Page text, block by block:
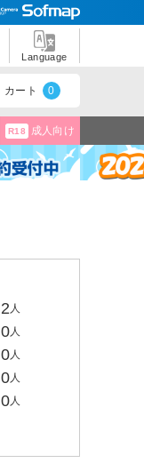
Language
カート 0
R18 成人向け
2人
0人
0人
0人
0人